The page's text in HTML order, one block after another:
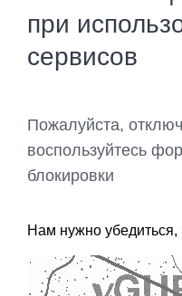
при
сервисов
Пожалуйста,
воспользуйтесь
блокировки
Нам нужно убедиться,